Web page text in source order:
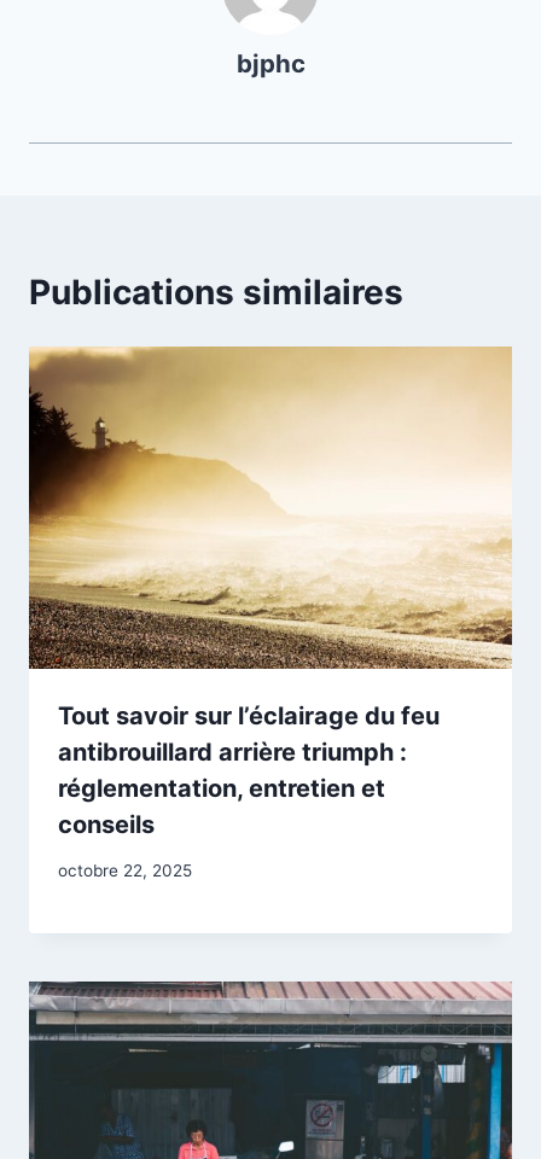
bjphc
Publications similaires
Tout savoir sur l’éclairage du feu
antibrouillard arrière triumph :
réglementation, entretien et
conseils
octobre 22, 2025